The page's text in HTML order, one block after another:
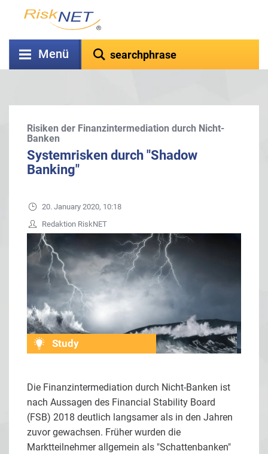
Menü
Risiken der Finanzintermediation durch Nicht-
Banken
Systemrisken durch "Shadow
Banking"
20. January 2020, 10:18
Redaktion RiskNET
Study
Die Finanzintermediation durch Nicht-Banken ist
nach Aussagen des Financial Stability Board
(FSB) 2018 deutlich langsamer als in den Jahren
zuvor gewachsen. Früher wurden die
Marktteilnehmer allgemein als "Schattenbanken"